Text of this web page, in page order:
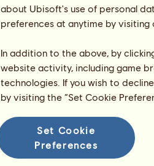
about Ubisoft's use of personal
preferences at anytime by
In addition to the above, by
website activity, including game
technologies. If you wish to
by visiting the “Set Cookie
Set Cookie
Preferences